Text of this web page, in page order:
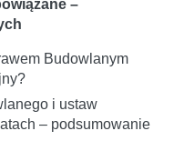
–
Budowlanym
i ustaw
– podsumowanie